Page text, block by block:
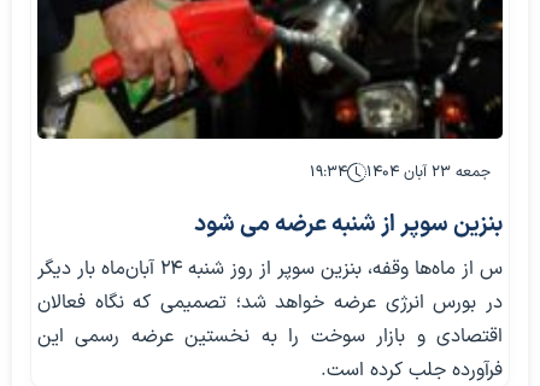
جمعه ۲۳ آبان ۱۴۰۴ ۱۹:۳۴
بنزین سوپر از شنبه عرضه می شود
س از ماه‌ها وقفه، بنزین سوپر از روز شنبه ۲۴ آبان‌ماه بار دیگر
در بورس انرژی عرضه خواهد شد؛ تصمیمی که نگاه فعالان
اقتصادی و بازار سوخت را به نخستین عرضه رسمی این
فرآورده جلب کرده است.